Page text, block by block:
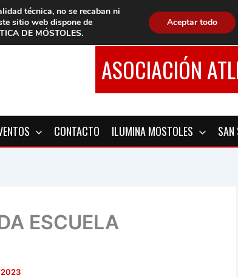
ASOCIACIÓN
CONTACTO ILUMINA MOSTOLES SAN
ESCUELA
2023
técnica, no se recaban ni
sitio web dispone de
DE MÓSTOLES.
Aceptar todo